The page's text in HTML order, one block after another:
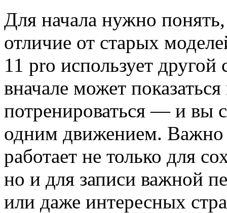
Для начала нужно
отличие от старых
11 pro использует другой
вначале может
потренироваться — и вы
одним движением. Важно
работает не только для
но и для записи важной
или даже интересных